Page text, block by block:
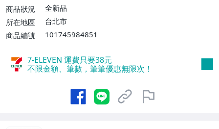
運費$60、滿5件或消費滿$1298免運
費】、宅配/貨運【單件運費$120、滿5件
商品狀況
全新品
所在地區
台北市
商品編號
101745984851
7-ELEVEN 運費只要38元
不限金額、筆數，筆筆優惠無限次！